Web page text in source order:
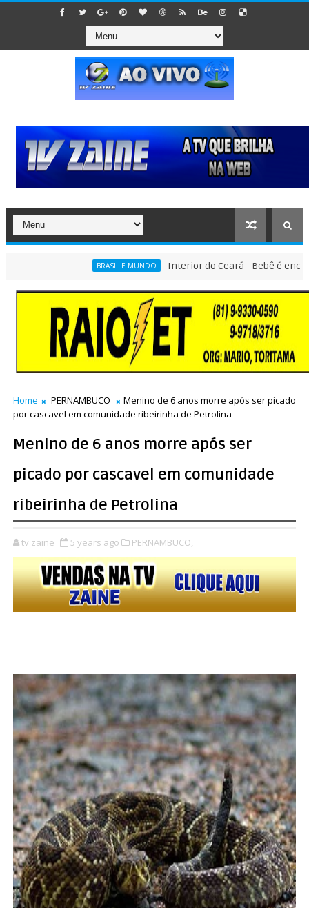
BRASIL E MUNDO Interior do Ceará - Bebê é
Home PERNAMBUCO
Menino de 6 anos morre após ser picado
por cascavel em comunidade ribeirinha de Petrolina
Menino de 6 anos morre após ser
picado por cascavel em comunidade
ribeirinha de Petrolina
tv zaine 5 years ago PERNAMBUCO,